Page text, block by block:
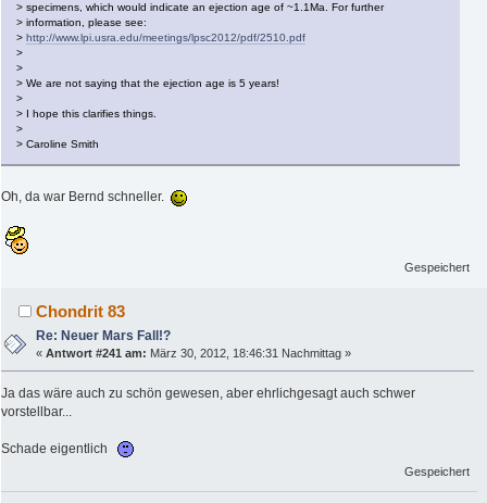
> specimens, which would indicate an ejection age of ~1.1Ma. For further
> information, please see:
> http://www.lpi.usra.edu/meetings/lpsc2012/pdf/2510.pdf
>
>
> We are not saying that the ejection age is 5 years!
>
> I hope this clarifies things.
>
> Caroline Smith
Oh, da war Bernd schneller.
Gespeichert
Chondrit 83
Re: Neuer Mars Fall!?
«Antwort #241 am: März 30, 2012, 18:46:31 Nachmittag »
Ja das wäre auch zu schön gewesen, aber ehrlichgesagt auch schwer
vorstellbar...
Schade eigentlich
Gespeichert